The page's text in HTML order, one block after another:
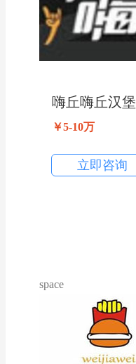
嗨丘嗨丘汉堡
￥5-10万
立即咨询
space